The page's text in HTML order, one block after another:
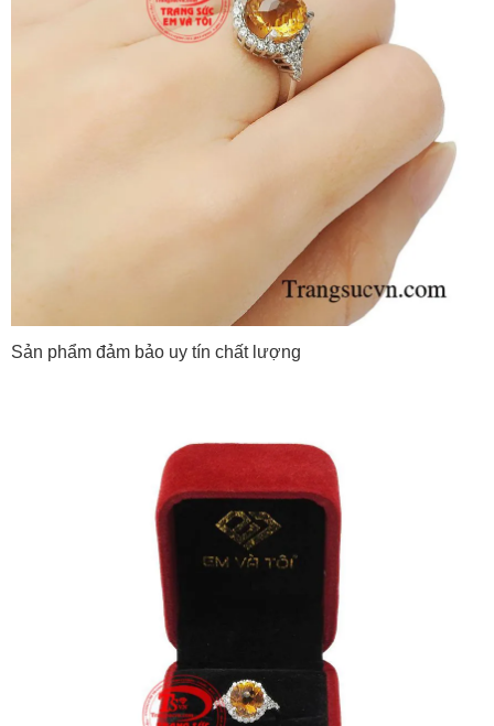
Sản phẩm đảm bảo uy tín chất lượng